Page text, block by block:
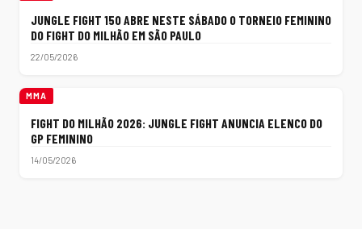
JUNGLE FIGHT 150 ABRE NESTE SÁBADO O TORNEIO FEMININO
DO FIGHT DO MILHÃO EM SÃO PAULO
22/05/2026
MMA
FIGHT DO MILHÃO 2026: JUNGLE FIGHT ANUNCIA ELENCO DO
GP FEMININO
14/05/2026